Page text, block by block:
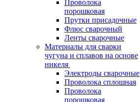
Проволока
порошковая
Прутки присадочные
Флюс сварочный
Ленты сварочные
Материалы для сварки
чугуна и сплавов на основе
никеля
Электроды сварочные
Проволока сплошная
Проволока
порошковая